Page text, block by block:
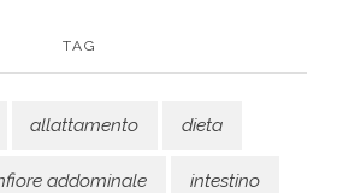
TAG
allattamento dieta
addominale intestino